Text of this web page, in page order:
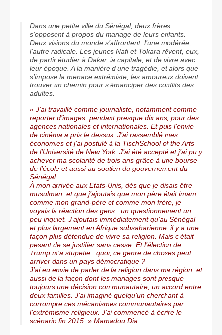
Dans une petite ville du Sénégal, deux frères
s’opposent à propos du mariage de leurs enfants.
Deux visions du monde s’affrontent, l’une modérée,
l’autre radicale. Les jeunes Naﬁ et Tokara rêvent, eux,
de partir étudier à Dakar, la capitale, et de vivre avec
leur époque. A la manière d’une tragédie, et alors que
s’impose la menace extrémiste, les amoureux doivent
trouver un chemin pour s’émanciper des conflits des
adultes.
« J’ai travaillé comme journaliste, notamment comme
reporter d’images, pendant presque dix ans, pour des
agences nationales et internationales. Et puis l’envie
de cinéma a pris le dessus. J’ai rassemblé mes
économies et j’ai postulé à la TischSchool of the Arts
de l’Université de New York. J’ai été accepté et j’ai pu y
achever ma scolarité de trois ans grâce à une bourse
de l’école et aussi au soutien du gouvernement du
Sénégal.
À mon arrivée aux Etats-Unis, dès que je disais être
musulman, et que j’ajoutais que mon père était imam,
comme mon grand-père et comme mon frère, je
voyais la réaction des gens : un questionnement un
peu inquiet. J’ajoutais immédiatement qu’au Sénégal
et plus largement en Afrique subsaharienne, il y a une
façon plus détendue de vivre sa religion. Mais c’était
pesant de se justifier sans cesse. Et l’élection de
Trump m’a stupéfié : quoi, ce genre de choses peut
arriver dans un pays démocratique ?
J’ai eu envie de parler de la religion dans ma région, et
aussi de la façon dont les mariages sont presque
toujours une décision communautaire, un accord entre
deux familles. J’ai imaginé quelqu’un cherchant à
corrompre ces mécanismes communautaires par
l’extrémisme religieux. J’ai commencé à écrire le
scénario fin 2015. » Mamadou Dia